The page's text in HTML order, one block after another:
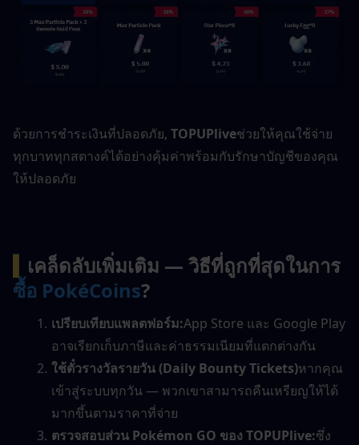
ด้วยการชำระเงินที่ปลอดภัย, TOPUPliveช่วยให้คุณใช้จ่าย
ทุกบาททุกสตางค์ได้อย่างคุ้มค่าพร้อมกับรักษาบัญชีของคุณ
ให้ปลอดภัย
เคล็ดลับเพิ่มเติม — วิธีที่ถูกที่สุดในการ
ซื้อ PokéCoins?
เปรียบเทียบแพลตฟอร์ม:App Store และ Google Play
อาจเรียกเก็บภาษีและค่าธรรมเนียมที่แตกต่างกัน
ใช้ตั๋วรางวัลรายวัน (Daily Bounty Tickets)หากคุณ
เข้าสู่ระบบทุกวัน — พวกเขาสามารถคืนเหรียญให้ได้
มากขึ้นตามราคาที่จ่าย
ตรวจสอบส่วน Pokémon GO ของ TOPUPlive:ซึ่ง